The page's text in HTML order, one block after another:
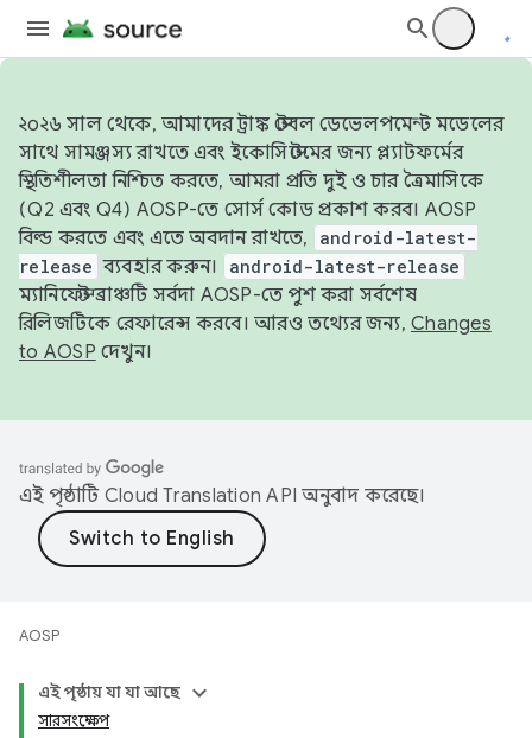
২০২৬ সাল থেকে, আমাদের ট্রাঙ্ক স্টেবল ডেভেলপমেন্ট মডেলের
সাথে সামঞ্জস্য রাখতে এবং ইকোসিস্টেমের জন্য প্ল্যাটফর্মের
স্থিতিশীলতা নিশ্চিত করতে, আমরা প্রতি দুই ও চার ত্রৈমাসিকে
(Q2 এবং Q4) AOSP-তে সোর্স কোড প্রকাশ করব। AOSP
বিল্ড করতে এবং এতে অবদান রাখতে,
android-latest-
release ব্যবহার করুন। android-latest-release
ম্যানিফেস্ট ব্রাঞ্চটি সর্বদা AOSP-তে পুশ করা সর্বশেষ
রিলিজটিকে রেফারেন্স করবে। আরও তথ্যের জন্য, Changes
to AOSP দেখুন।
এই পৃষ্ঠাটি Cloud Translation API অনুবাদ করেছে।
AOSP
এই পৃষ্ঠায় যা যা আছে
সারসংক্ষেপ